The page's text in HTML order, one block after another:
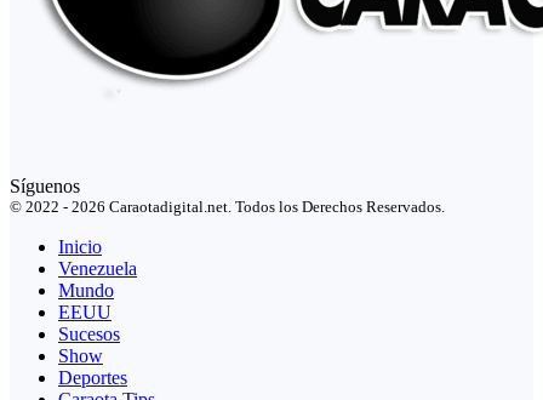
Síguenos
© 2022 - 2026 Caraotadigital.net. Todos los Derechos Reservados.
Inicio
Venezuela
Mundo
EEUU
Sucesos
Show
Deportes